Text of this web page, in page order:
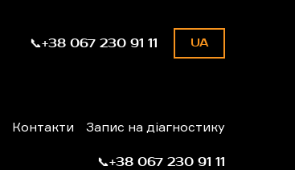
📞+38 067 230 91 11 UA
Контакти Запис на діагностику
📞+38 067 230 91 11